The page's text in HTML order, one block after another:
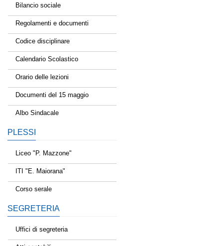
Bilancio sociale
Regolamenti e documenti
Codice disciplinare
Calendario Scolastico
Orario delle lezioni
Documenti del 15 maggio
Albo Sindacale
PLESSI
Liceo "P. Mazzone"
ITI "E. Maiorana"
Corso serale
SEGRETERIA
Uffici di segreteria